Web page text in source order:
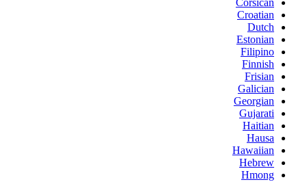
Corsican
Croatian
Dutch
Estonian
Filipino
Finnish
Frisian
Galician
Georgian
Gujarati
Haitian
Hausa
Hawaiian
Hebrew
Hmong